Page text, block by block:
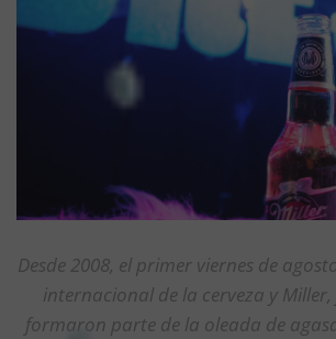
Desde 2008, el primer viernes de
internacional de la cerveza y
formaron parte de la oleada de